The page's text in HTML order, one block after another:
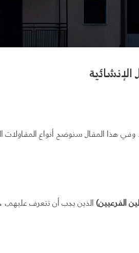
المقال سنوضح أنواع المقاولات
الفرعيين)الذين يجب أن تتعرف